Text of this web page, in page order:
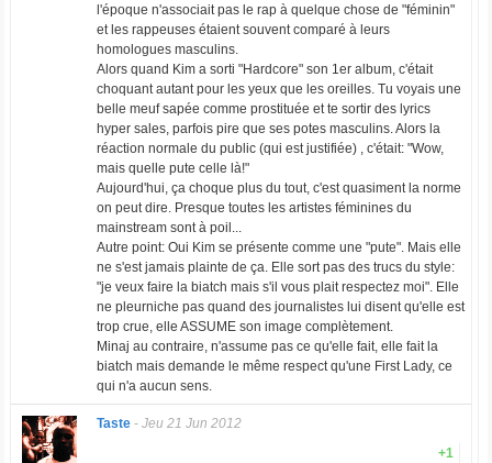
l'époque n'associait pas le rap à quelque chose de "féminin"
et les rappeuses étaient souvent comparé à leurs
homologues masculins.
Alors quand Kim a sorti "Hardcore" son 1er album, c'était
choquant autant pour les yeux que les oreilles. Tu voyais une
belle meuf sapée comme prostituée et te sortir des lyrics
hyper sales, parfois pire que ses potes masculins. Alors la
réaction normale du public (qui est justifiée) , c'était: "Wow,
mais quelle pute celle là!"
Aujourd'hui, ça choque plus du tout, c'est quasiment la norme
on peut dire. Presque toutes les artistes féminines du
mainstream sont à poil...
Autre point: Oui Kim se présente comme une "pute". Mais elle
ne s'est jamais plainte de ça. Elle sort pas des trucs du style:
"je veux faire la biatch mais s'il vous plait respectez moi". Elle
ne pleurniche pas quand des journalistes lui disent qu'elle est
trop crue, elle ASSUME son image complètement.
Minaj au contraire, n'assume pas ce qu'elle fait, elle fait la
biatch mais demande le même respect qu'une First Lady, ce
qui n'a aucun sens.
Taste- Jeu 21 Jun 2012
+1